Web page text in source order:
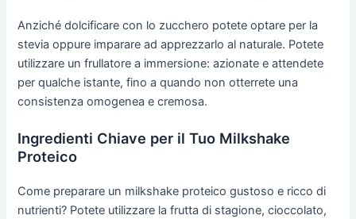
Anziché dolcificare con lo zucchero potete optare per la
stevia oppure imparare ad apprezzarlo al naturale. Potete
utilizzare un frullatore a immersione: azionate e attendete
per qualche istante, fino a quando non otterrete una
consistenza omogenea e cremosa.
Ingredienti Chiave per il Tuo Milkshake
Proteico
Come preparare un milkshake proteico gustoso e ricco di
nutrienti? Potete utilizzare la frutta di stagione, cioccolato,